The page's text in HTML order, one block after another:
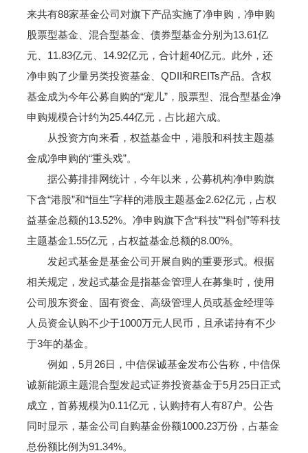
来共有88家基金公司对旗下产品实施了净申购，净申购
股票型基金、混合型基金、债券型基金分别为13.61亿
元、11.83亿元、14.92亿元，合计超40亿元。此外，还
净申购了少量另类投资基金、QDII和REITs产品。含权
基金成为今年公募自购的“宠儿”，股票型、混合型基金净
申购规模合计约为25.44亿元，占比超六成。
从投资方向来看，权益基金中，港股和科技主题基
金成净申购的“重头戏”。
据公募排排网统计，今年以来，公募机构净申购旗
下含“港股”和“恒生”字样的港股主题基金2.62亿元，占权
益基金总额的13.52%。净申购旗下含“科技”“科创”等科技
主题基金1.55亿元，占权益基金总额的8.00%。
发起式基金是基金公司开展自购的重要形式。根据
相关规定，发起式基金是指基金管理人在募集时，使用
公司股东资金、固有资金、高级管理人员或基金经理等
人员资金认购不少于1000万元人民币，且承诺持有不少
于3年的基金。
例如，5月26日，中信保诚基金发布公告称，中信保
诚新能源主题混合型发起式证券投资基金于5月25日正式
成立，首募规模为0.11亿元，认购持有人有87户。公告
同时显示，基金公司自购基金份额1000.23万份，占基金
总份额比例为91.34%。